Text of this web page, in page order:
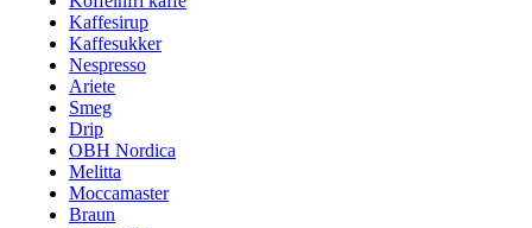
Kaffesirup
Kaffesukker
Nespresso
Ariete
Smeg
Drip
OBH Nordica
Melitta
Moccamaster
Braun